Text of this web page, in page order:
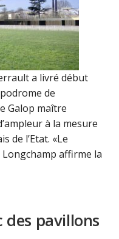
a livré début
de
Galop maître
à la mesure
de l’Etat. «Le
affirme la
des pavillons